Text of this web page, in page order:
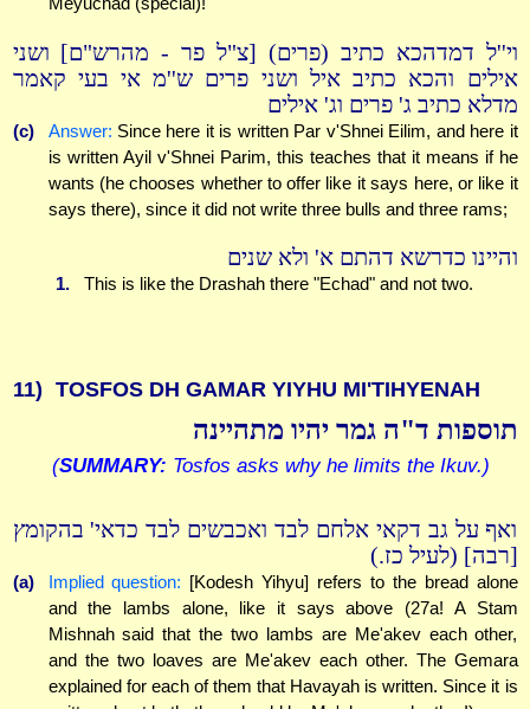
וי''ל דמדהכא כתיב (פרים) [צ"ל פר - מהרש"ם] ושני
אילים והכא כתיב איל ושני פרים ש''מ אי בעי קאמר
מדלא כתיב ג' פרים וג' אילים
(c) Answer: Since here it is written Par v'Shnei Eilim, and here it
is written Ayil v'Shnei Parim, this teaches that it means if he
wants (he chooses whether to offer like it says here, or like it
says there), since it did not write three bulls and three rams;
והיינו כדרשא דהתם א' ולא שנים
1. This is like the Drashah there "Echad" and not two.
11) TOSFOS DH GAMAR YIYHU MI'TIHYENAH
תוספות ד"ה גמר יהיו מתהיינה
(SUMMARY: Tosfos asks why he limits the Ikuv.)
ואף על גב דקאי אלחם לבד ואכבשים לבד כדאי' בהקומץ
[רבה] (לעיל כז.)
(a) Implied question: [Kodesh Yihyu] refers to the bread alone
and the lambs alone, like it says above (27a! A Stam
Mishnah said that the two lambs are Me'akev each other,
and the two loaves are Me'akev each other. The Gemara
explained for each of them that Havayah is written. Since it is